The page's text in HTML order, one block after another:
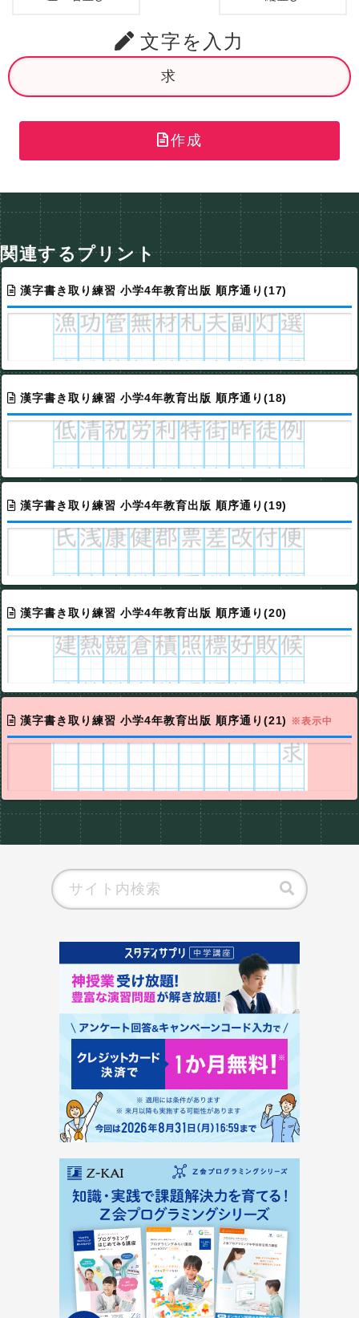
文字を入力
作成
関連するプリント
漢字書き取り練習 小学4年教育出版 順序通り(17)
漢字書き取り練習 小学4年教育出版 順序通り(18)
漢字書き取り練習 小学4年教育出版 順序通り(19)
漢字書き取り練習 小学4年教育出版 順序通り(20)
漢字書き取り練習 小学4年教育出版 順序通り(21) ※表示中